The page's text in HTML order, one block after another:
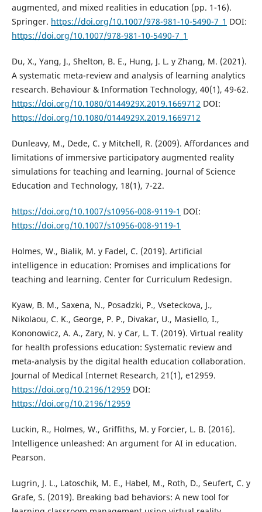
augmented, and mixed realities in education (pp. 1-16).
Springer. https://doi.org/10.1007/978-981-10-5490-7_1 DOI:
https://doi.org/10.1007/978-981-10-5490-7_1
Du, X., Yang, J., Shelton, B. E., Hung, J. L. y Zhang, M. (2021).
A systematic meta-review and analysis of learning analytics
research. Behaviour & Information Technology, 40(1), 49-62.
https://doi.org/10.1080/0144929X.2019.1669712 DOI:
https://doi.org/10.1080/0144929X.2019.1669712
Dunleavy, M., Dede, C. y Mitchell, R. (2009). Affordances and
limitations of immersive participatory augmented reality
simulations for teaching and learning. Journal of Science
Education and Technology, 18(1), 7-22.
https://doi.org/10.1007/s10956-008-9119-1 DOI:
https://doi.org/10.1007/s10956-008-9119-1
Holmes, W., Bialik, M. y Fadel, C. (2019). Artificial
intelligence in education: Promises and implications for
teaching and learning. Center for Curriculum Redesign.
Kyaw, B. M., Saxena, N., Posadzki, P., Vseteckova, J.,
Nikolaou, C. K., George, P. P., Divakar, U., Masiello, I.,
Kononowicz, A. A., Zary, N. y Car, L. T. (2019). Virtual reality
for health professions education: Systematic review and
meta-analysis by the digital health education collaboration.
Journal of Medical Internet Research, 21(1), e12959.
https://doi.org/10.2196/12959 DOI:
https://doi.org/10.2196/12959
Luckin, R., Holmes, W., Griffiths, M. y Forcier, L. B. (2016).
Intelligence unleashed: An argument for AI in education.
Pearson.
Lugrin, J. L., Latoschik, M. E., Habel, M., Roth, D., Seufert, C. y
Grafe, S. (2019). Breaking bad behaviors: A new tool for